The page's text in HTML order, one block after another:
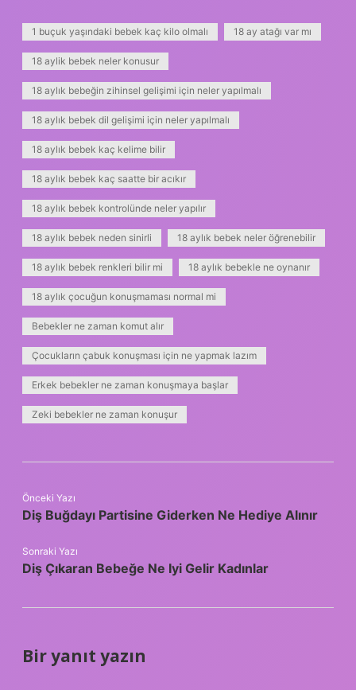
1 buçuk yaşındaki bebek kaç kilo olmalı 18 ay atağı var mı
18 aylik bebek neler konusur
18 aylık bebeğin zihinsel gelişimi için neler yapılmalı
18 aylık bebek dil gelişimi için neler yapılmalı
18 aylık bebek kaç kelime bilir
18 aylık bebek kaç saatte bir acıkır
18 aylık bebek kontrolünde neler yapılır
18 aylık bebek neden sinirli 18 aylık bebek neler öğrenebilir
18 aylık bebek renkleri bilir mi 18 aylık bebekle ne oynanır
18 aylık çocuğun konuşmaması normal mi
Bebekler ne zaman komut alır
Çocukların çabuk konuşması için ne yapmak lazım
Erkek bebekler ne zaman konuşmaya başlar
Zeki bebekler ne zaman konuşur
Önceki Yazı
Diş Buğdayı Partisine Giderken Ne Hediye Alınır
Sonraki Yazı
Diş Çıkaran Bebeğe Ne Iyi Gelir Kadınlar
Bir yanıt yazın